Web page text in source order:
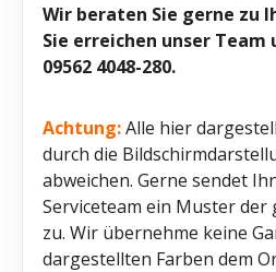
Wir beraten Sie gerne zu
Sie erreichen unser Team
09562 4048-280.
Achtung:Alle hier
durch die
abweichen. Gerne sendet
Serviceteam ein Muster der
zu. Wir übernehme keine
dargestellten Farben dem